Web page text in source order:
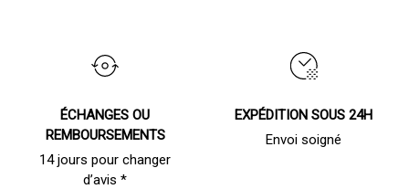
ÉCHANGES OU
REMBOURSEMENTS
14 jours pour changer
d’avis *
EXPÉDITION SOUS 24H
Envoi soigné